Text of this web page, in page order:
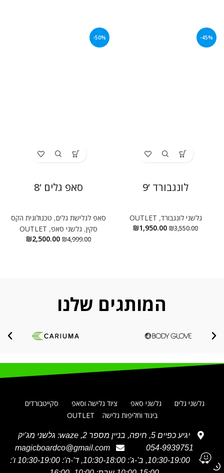
-45%
לונגבורד ‘9
גלשני לונגבורד,
OUTLET
₪3,550.00
₪1,950.00
-50%
סאפ גלים ‘8
סאפ לגלישת גלים, טכנולוגית הקס
סקין, גלשני סאפ,
OUTLET
₪4,999.00
₪2,500.00
המותגים שלנו
גלשני גלים גלשני סאפ ציוד גלישה וסאפ
סקייטבורדים
ביגוד וחליפות גלישה
OUTLET
יגיע כפיים 5, חיפה, בניין מספר 2, waze: גלשני מג'יק
054-9939751
magicboardco@gmail.com
א' 10:30-19:00, ב'-ג': 10:30-18:00, ד'-ה': 10:30-19:00 ו':